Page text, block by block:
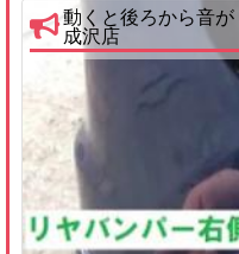
動くと後ろから音
成沢店